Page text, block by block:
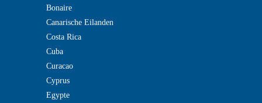
Bonaire
Canarische Eilanden
Costa Rica
Cuba
Curacao
Cyprus
Egypte